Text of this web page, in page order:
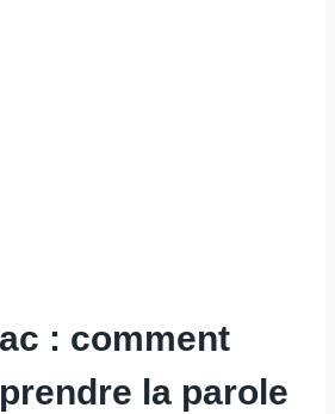
: comment
la parole